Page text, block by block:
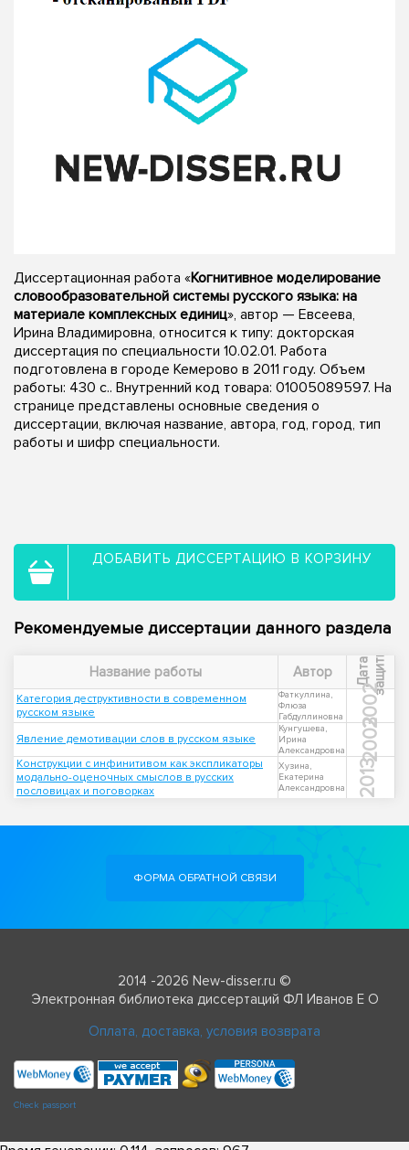
Диссертационная работа «Когнитивное моделирование
словообразовательной системы русского языка: на
материале комплексных единиц», автор — Евсеева,
Ирина Владимировна, относится к типу: докторская
диссертация по специальности 10.02.01. Работа
подготовлена в городе Кемерово в 2011 году. Объем
работы: 430 с.. Внутренний код товара: 01005089597. На
странице представлены основные сведения о
диссертации, включая название, автора, год, город, тип
работы и шифр специальности.
ДОБАВИТЬ ДИССЕРТАЦИЮ В КОРЗИНУ
Рекомендуемые диссертации данного раздела
Название работы Автор Д
а
т
а
з
а
щ
и
ты
Категория деструктивности в современном
русском языке
Фаткуллина,
Флюза
Габдуллиновна
2002
Явление демотивации слов в русском языке
Кунгушева,
Ирина
Александровна
2003
Конструкции с инфинитивом как экспликаторы
модально-оценочных смыслов в русских
пословицах и поговорках
Хузина,
Екатерина
Александровна
2013
ФОРМА ОБРАТНОЙ СВЯЗИ
2014 -2026 New-disser.ru ©
Электронная библиотека диссертаций ФЛ Иванов Е О
Оплата, доставка, условия возврата
Check passport